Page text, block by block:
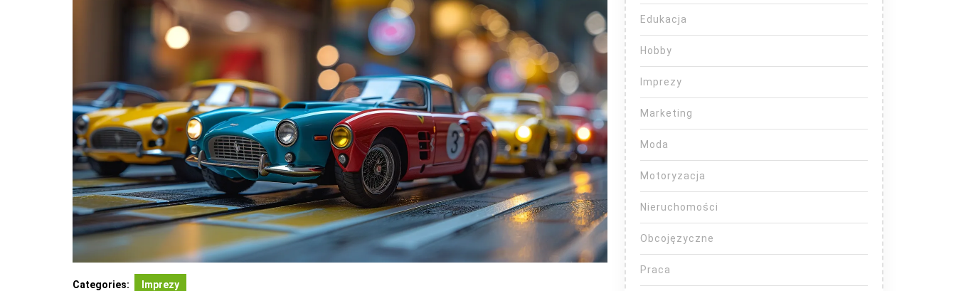
Categories: Imprezy
Edukacja
Hobby
Imprezy
Marketing
Moda
Motoryzacja
Nieruchomości
Obcojęzyczne
Praca